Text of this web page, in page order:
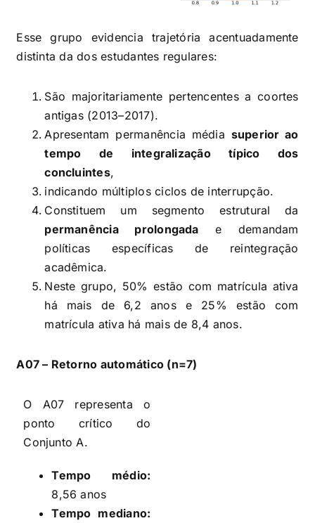
Esse grupo evidencia trajetória acentuadamente
distinta da dos estudantes regulares:
São majoritariamente pertencentes a coortes
antigas (2013–2017).
Apresentam permanência média superior ao
tempo de integralização típico dos
concluintes,
indicando múltiplos ciclos de interrupção.
Constituem um segmento estrutural da
permanência prolongada e demandam
políticas específicas de reintegração
acadêmica.
Neste grupo, 50% estão com matrícula ativa
há mais de 6,2 anos e 25% estão com
matrícula ativa há mais de 8,4 anos.
A07 – Retorno automático (n=7)
O A07 representa o
ponto crítico do
Conjunto A.
Tempo médio:
8,56 anos
Tempo mediano: